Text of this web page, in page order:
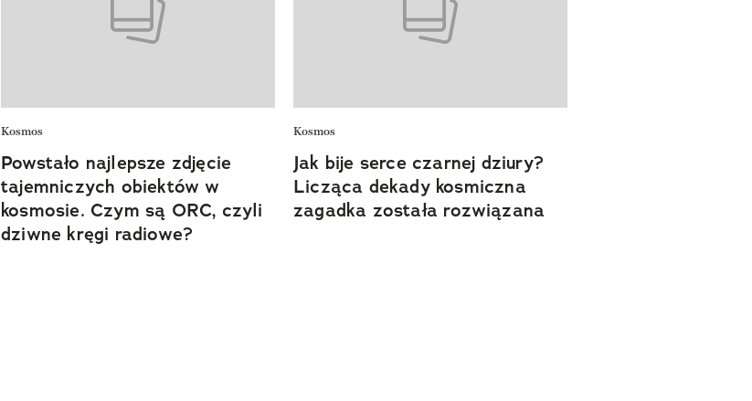
Kosmos
Powstało najlepsze zdjęcie
tajemniczych obiektów w
kosmosie. Czym są ORC, czyli
dziwne kręgi radiowe?
Kosmos
Jak bije serce czarnej dziury?
Licząca dekady kosmiczna
zagadka została rozwiązana